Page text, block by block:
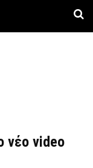
νέο video